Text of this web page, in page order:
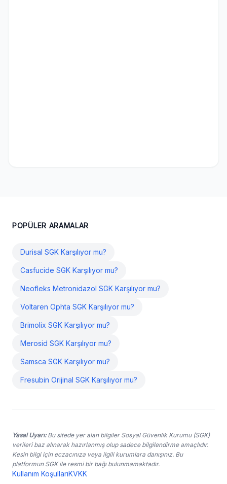
POPÜLER ARAMALAR
Durisal SGK Karşılıyor mu?
Casfucide SGK Karşılıyor mu?
Neofleks Metronidazol SGK Karşılıyor mu?
Voltaren Ophta SGK Karşılıyor mu?
Brimolix SGK Karşılıyor mu?
Merosid SGK Karşılıyor mu?
Samsca SGK Karşılıyor mu?
Fresubin Orijinal SGK Karşılıyor mu?
Yasal Uyarı:Bu sitede yer alan bilgiler Sosyal Güvenlik Kurumu (SGK)
verileri baz alınarak hazırlanmış olup sadece bilgilendirme amaçlıdır.
Kesin bilgi için eczacınıza veya ilgili kurumlara danışınız. Bu
platformun SGK ile resmi bir bağı bulunmamaktadır.
Kullanım KoşullarıKVKK